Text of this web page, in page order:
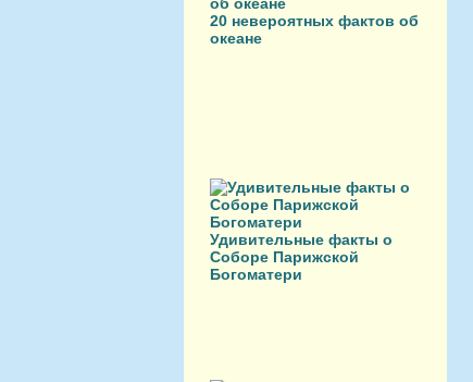
20 невероятных фактов об
океане
Удивительные факты о
Соборе Парижской
Богоматери